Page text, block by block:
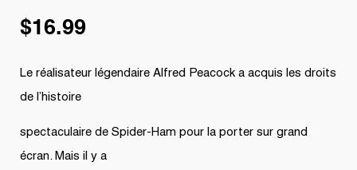
$16.99
Le réalisateur légendaire Alfred Peacock a acquis les droits
de l’histoire
spectaculaire de Spider-Ham pour la porter sur grand
écran. Mais il y a